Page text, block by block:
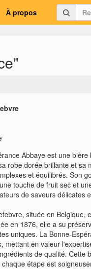
À propos
Abbaye est une
robe dorée brillante et
et équilibrés. Son
touche de fruit sec et
de saveurs délicates
située en Belgique,
en 1876, elle a su
uniques. La Bonne-
mettant en valeur
de qualité. Cette
étape est